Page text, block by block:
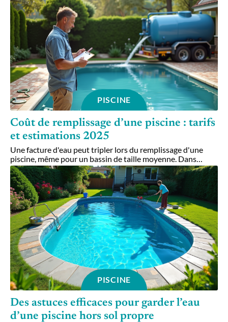
PISCINE
Coût de remplissage d’une piscine : tarifs
et estimations 2025
Une facture d'eau peut tripler lors du remplissage d'une
piscine, même pour un bassin de taille moyenne. Dans…
PISCINE
Des astuces efficaces pour garder l’eau
d’une piscine hors sol propre